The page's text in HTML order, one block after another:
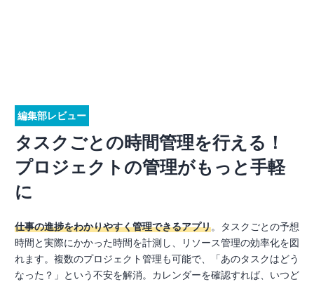
編集部レビュー
タスクごとの時間管理を行える！
プロジェクトの管理がもっと手軽
に
仕事の進捗をわかりやすく管理できるアプリ。タスクごとの予想
時間と実際にかかった時間を計測し、リソース管理の効率化を図
れます。複数のプロジェクト管理も可能で、「あのタスクはどう
なった？」という不安を解消。カレンダーを確認すれば、いつど